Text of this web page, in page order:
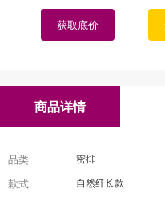
获取底价
商品详情
品类 密排
款式 自然纤长款